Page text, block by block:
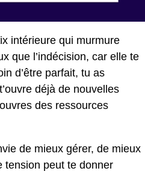
intérieure qui murmure
que l’indécision, car elle te
d’être parfait, tu as
déjà de nouvelles
des ressources
de mieux gérer, de mieux
tension peut te donner